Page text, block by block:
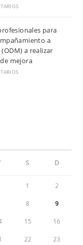
para
a
a realizar
mejora
S D
1 2
8 9
15 16
22 23